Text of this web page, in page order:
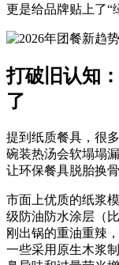
更是给品牌贴上了“
打破旧认知
了
提到纸质餐具，很
碗装热汤会软塌塌
让环保餐具脱胎换骨
市面上优质的纸浆
级防油防水涂层（
刚出锅的重油重辣
一些采用原生木浆